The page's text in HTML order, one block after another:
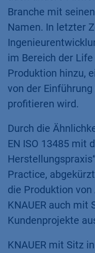
Branche mit
Namen. In letzter
im Bereich der
Produktion hinzu,
von der
profitieren wird.
Durch die
EN ISO 13485 mit
Practice,
die Produktion
KNAUER auch mit
Kundenprojekte
KNAUER mit Sitz